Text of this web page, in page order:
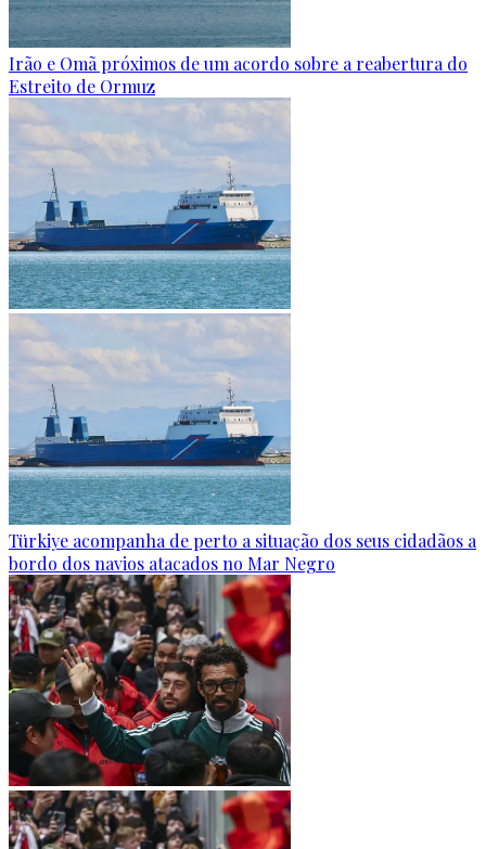
Irão e Omã próximos de um acordo sobre a reabertura do
Estreito de Ormuz
Türkiye acompanha de perto a situação dos seus cidadãos a
bordo dos navios atacados no Mar Negro